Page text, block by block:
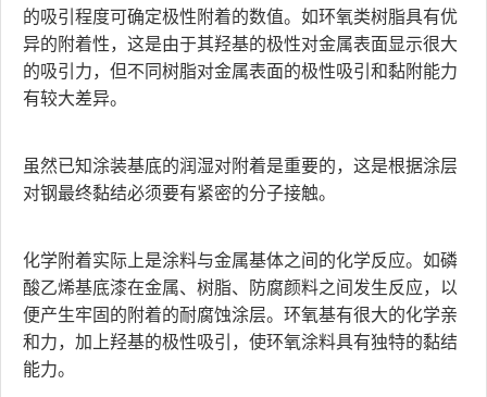
的吸引程度可确定极性附着的数值。如环氧类树脂具有优
异的附着性，这是由于其羟基的极性对金属表面显示很大
的吸引力，但不同树脂对金属表面的极性吸引和黏附能力
有较大差异。
虽然已知涂装基底的润湿对附着是重要的，这是根据涂层
对钢最终黏结必须要有紧密的分子接触。
化学附着实际上是涂料与金属基体之间的化学反应。如磷
酸乙烯基底漆在金属、树脂、防腐颜料之间发生反应，以
便产生牢固的附着的耐腐蚀涂层。环氧基有很大的化学亲
和力，加上羟基的极性吸引，使环氧涂料具有独特的黏结
能力。